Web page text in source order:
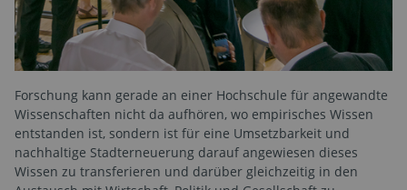
Forschung kann gerade an einer Hochschule für angewandte
Wissenschaften nicht da aufhören, wo empirisches Wissen
entstanden ist, sondern ist für eine Umsetzbarkeit und
nachhaltige Stadterneuerung darauf angewiesen dieses
Wissen zu transferieren und darüber gleichzeitig in den